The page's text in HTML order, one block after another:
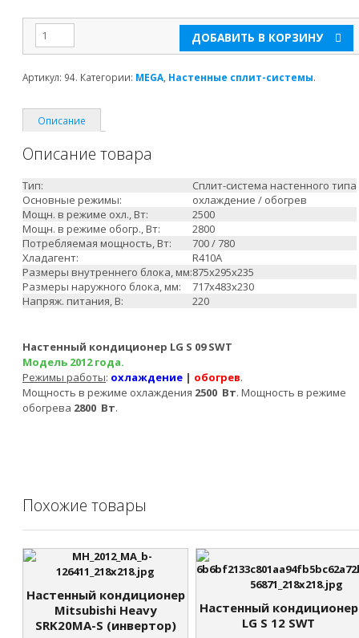
ДОБАВИТЬ В КОРЗИНУ
Артикул: 94. Категории: MEGA Настенные сплит-системы.
Описание
Описание товара
Тип:
Сплит-система настенного типа
Основные режимы:
охлаждение / обогрев
Мощн. в режиме охл., Вт:
2500
Мощн. в режиме обогр., Вт:
2800
Потребляемая мощность, Вт:
700 / 780
Хладагент:
R410A
Размеры внутреннего блока, мм:875x295x235
Размеры наружного блока, мм:
717x483x230
Напряж. питания, В:
220
Настенный кондиционер LG S 09 SWT
Модель 2012 года.
Режимы работы: охлаждение | обогрев.
Мощность в режиме охлаждения 2500 Вт. Мощность в режиме
обогрева 2800 Вт.
Похожие товары
Настенный кондиционер
Mitsubishi Heavy
SRK20MA-S (инвертор)
Настенный кондиционер
LG S 12 SWT